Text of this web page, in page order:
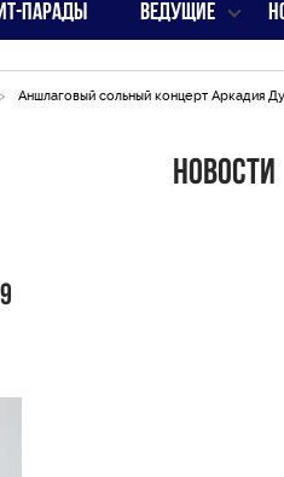
ПАРАДЫ ВЕДУЩИЕ
> Аншлаговый сольный концерт Аркадия
Новости